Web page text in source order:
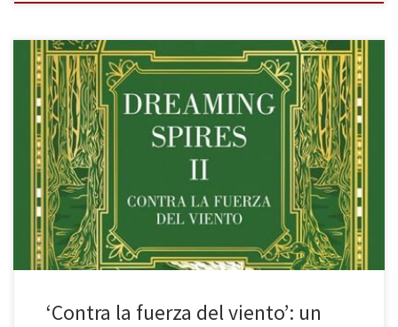
Contra la fuerza del viento es la segunda entrega de Dreaming
Spires de Victoria Álvarez publicada por Suma de Letras. Las
historias no siempre poseen dos puntos de vista, pues la realidad
no es maniquea. Cuando se trata de descubrir los hechos tras la
subjetividad, los juicios de valor y […]
‘Contra la fuerza del viento’: un